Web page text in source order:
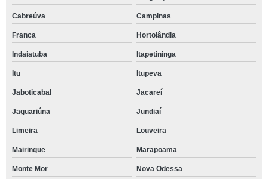
Cabreúva Campinas
Franca Hortolândia
Indaiatuba Itapetininga
Itu Itupeva
Jaboticabal Jacareí
Jaguariúna Jundiaí
Limeira Louveira
Mairinque Marapoama
Monte Mor Nova Odessa